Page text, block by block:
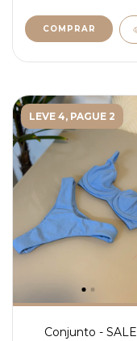
COMPRAR
LEVE 4, PAGUE 2
Conjunto - SALE